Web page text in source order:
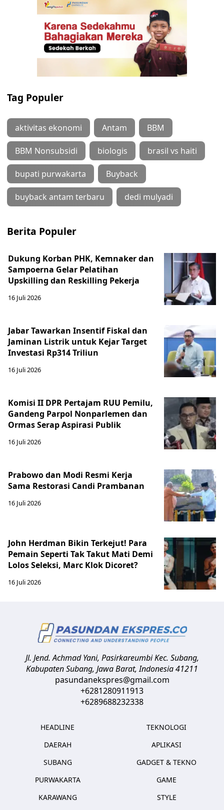
Tag Populer
aktivitas ekonomi Antam BBM
BBM Nonsubsidi biologis brasil vs haiti
bupati purwakarta Buyback
buyback antam terbaru dedi mulyadi
Berita Populer
Dukung Korban PHK, Kemnaker dan
Sampoerna Gelar Pelatihan
Upskilling dan Reskilling Pekerja
16 Juli 2026
Jabar Tawarkan Insentif Fiskal dan
Jaminan Listrik untuk Kejar Target
Investasi Rp314 Triliun
16 Juli 2026
Komisi II DPR Pertajam RUU Pemilu,
Gandeng Parpol Nonparlemen dan
Ormas Serap Aspirasi Publik
16 Juli 2026
Prabowo dan Modi Resmi Kerja
Sama Restorasi Candi Prambanan
16 Juli 2026
John Herdman Bikin Terkejut! Para
Pemain Seperti Tak Takut Mati Demi
Lolos Seleksi, Marc Klok Dicoret?
16 Juli 2026
Jl. Jend. Achmad Yani, Pasirkareumbi Kec. Subang,
Kabupaten Subang, Jawa Barat,Indonesia41211
pasundanekspres@gmail.com
+6281280911913
+6289688232338
HEADLINE
DAERAH
SUBANG
PURWAKARTA
KARAWANG
TEKNOLOGI
APLIKASI
GADGET & TEKNO
GAME
STYLE